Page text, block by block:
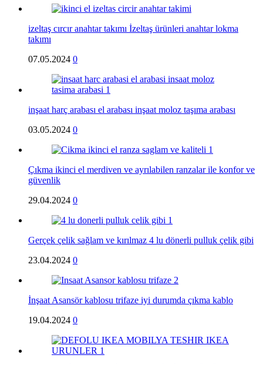
izeltaş cırcır anahtar takımı İzeltaş ürünleri anahtar lokma
takımı
07.05.2024 0
inşaat harç arabası el arabası inşaat moloz taşıma arabası
03.05.2024 0
Çıkma ikinci el merdiven ve ayrılabilen ranzalar ile konfor ve
güvenlik
29.04.2024 0
Gerçek çelik sağlam ve kırılmaz 4 lu dönerli pulluk çelik gibi
23.04.2024 0
İnşaat Asansör kablosu trifaze iyi durumda çıkma kablo
19.04.2024 0